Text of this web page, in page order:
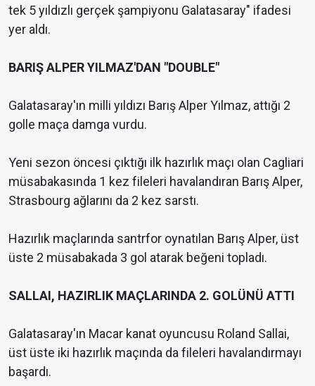
tek 5 yıldızlı gerçek şampiyonu Galatasaray" ifadesi
yer aldı.
BARIŞ ALPER YILMAZ'DAN "DOUBLE"
Galatasaray'ın milli yıldızı Barış Alper Yılmaz, attığı 2
golle maça damga vurdu.
Yeni sezon öncesi çıktığı ilk hazırlık maçı olan Cagliari
müsabakasında 1 kez fileleri havalandıran Barış Alper,
Strasbourg ağlarını da 2 kez sarstı.
Hazırlık maçlarında santrfor oynatılan Barış Alper, üst
üste 2 müsabakada 3 gol atarak beğeni topladı.
SALLAI, HAZIRLIK MAÇLARINDA 2. GOLÜNÜ ATTI
Galatasaray'ın Macar kanat oyuncusu Roland Sallai,
üst üste iki hazırlık maçında da fileleri havalandırmayı
başardı.